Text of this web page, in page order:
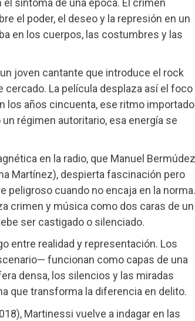
síntoma de una época. El crimen
el poder, el deseo y la represión en un
en los cuerpos, las costumbres y las
joven cantante que introduce el rock
La película desplaza así el foco
los años cincuenta, ese ritmo importado
régimen autoritario, esa energía se
en la radio, que Manuel Bermúdez
Martínez), despierta fascinación pero
cuando no encaja en la norma.
crimen y música como dos caras de un
ser castigado o silenciado.
entre realidad y representación. Los
funcionan como capas de una
densa, los silencios y las miradas
que transforma la diferencia en delito.
Martinessi vuelve a indagar en las